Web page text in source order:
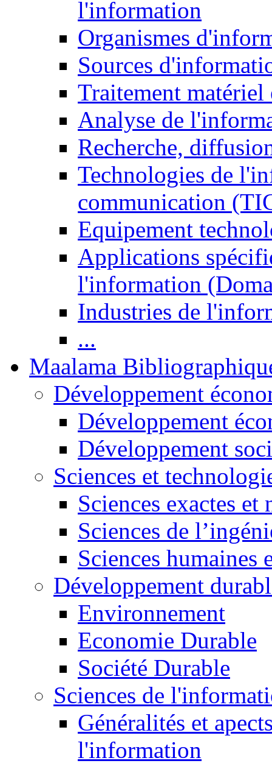
l'information
Organismes
Sources
Traitement matériel
Analyse de
Recherche,
Technologies de
communication
Equipement
Applications
l'information
Industries de
...
Maalama
Développement
Développement
Développement
Sciences et
Sciences exactes et
Sciences de
Sciences humaines
Développement
Environnement
Economie Durable
Société Durable
Sciences de
Généralités et
l'information